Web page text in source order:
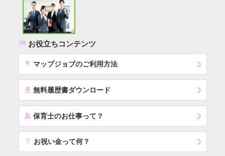
( お役立ちコンテンツ
x マップジョブのご利用方法
í 無料履歴書ダウンロード
‰ 保育士のお仕事って？
？ お祝い金って何？